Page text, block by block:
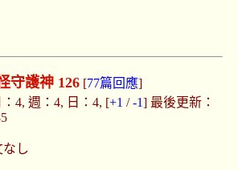
守護神 126[77篇回應]
4, 週：4, 日：4, [+1 /-1] 最後更新：
なし